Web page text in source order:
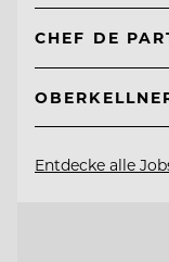
CHEF DE
Entdecke alle